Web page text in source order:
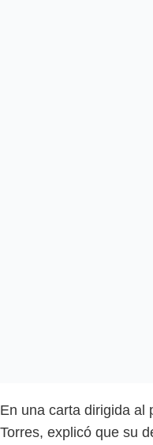
En una carta dirigida al
Torres, explicó que su